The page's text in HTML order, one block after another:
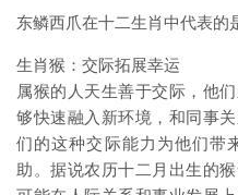
东鳞西爪在十二生肖中代表的
生肖猴：交际拓展幸运
属猴的人天生善于交际，他
够快速融入新环境，和同事
们的这种交际能力为他们带
助。据说农历十二月出生的